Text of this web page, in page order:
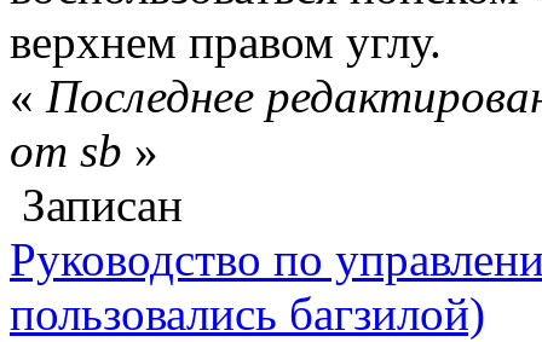
верхнем правом углу.
« Последнее
от sb »
Записан
Руководство по
пользовались багзилой)